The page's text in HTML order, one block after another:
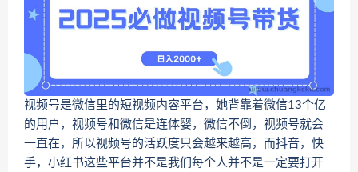
视频号是微信里的短视频内容平台，她背靠着微信13个亿
的用户，视频号和微信是连体婴，微信不倒，视频号就会
一直在，所以视频号的活跃度只会越来越高，而抖音，快
手，小红书这些平台并不是我们每个人并不是一定要打开